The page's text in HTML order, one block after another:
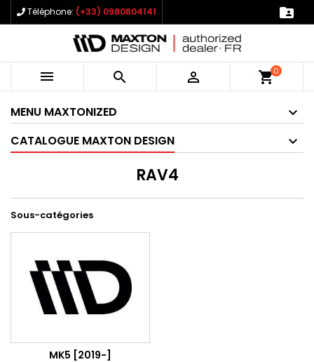
Téléphone: (+33) 0980804141 
   shopping_cart0
MENU MAXTONIZED
CATALOGUE MAXTON DESIGN
RAV4
Sous-catégories
MK5 [2019-]